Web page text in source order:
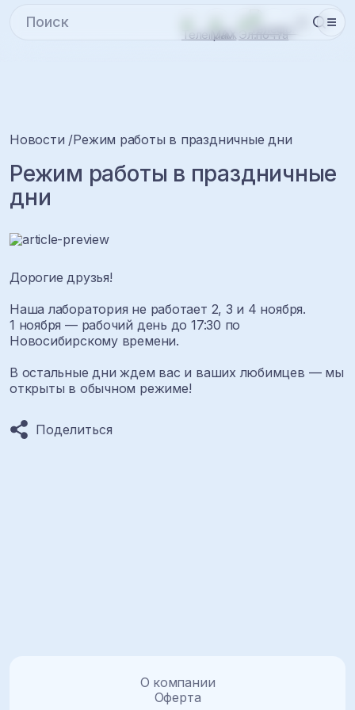
Новости Режим работы в праздничные дни
Режим работы в праздничные
дни
Дорогие друзья!
Наша лаборатория не работает 2, 3 и 4 ноября.
1 ноября — рабочий день до 17:30 по
Новосибирскому времени.
В остальные дни ждем вас и ваших любимцев — мы
открыты в обычном режиме!
Поделиться
О компании
Оферта